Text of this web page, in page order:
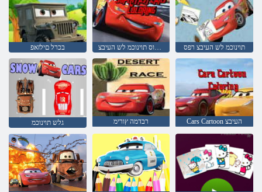
בכרל םילזאפ תוריהמ רפוס תוינוכמ לש העיבצ תוינוכמ לש העיבצ רפס
גלש תוינוכמ רבדמה ץורימ Cars Cartoon העיבצ